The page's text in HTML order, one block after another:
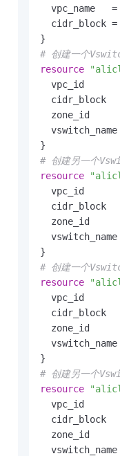
  vpc_name   =
  cidr_block =
# 创建一个
resource
vpc_id
cidr_block
zone_id
vswitch_name
# 创建另一个
resource
vpc_id
cidr_block
zone_id
vswitch_name
# 创建一个
resource
vpc_id
cidr_block
zone_id
vswitch_name
# 创建另一个
resource
vpc_id
cidr_block
zone_id
vswitch_name